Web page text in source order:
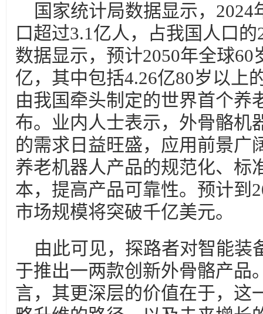
国家统计局数据显示，
口超过3.1亿人，占我国人口
数据显示，预计2050年全球60
亿，其中包括4.26亿80岁以上
由我国牵头制定的世界首个养
布。业内人士表示，外骨骼机
的需求日益旺盛，应用前景广
养老机器人产品的规范化、标
本，提高产品可靠性。预计到
市场规模将突破千亿美元。
由此可见，探路者对智能装
于推出一两款创新外骨骼产品
言，其更深层的价值在于，这